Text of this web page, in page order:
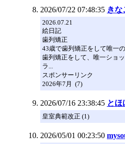
2026/07/22 07:48:35 きな
2026.07.21
絵日記
歯列矯正
43歳で歯列矯正をして唯一
歯列矯正をして、唯一ショ
ラ...
スポンサーリンク
2026年7月 (7)
2026/07/16 23:38:45 とほ
皇室典範改正 (1)
2026/05/01 00:23:50